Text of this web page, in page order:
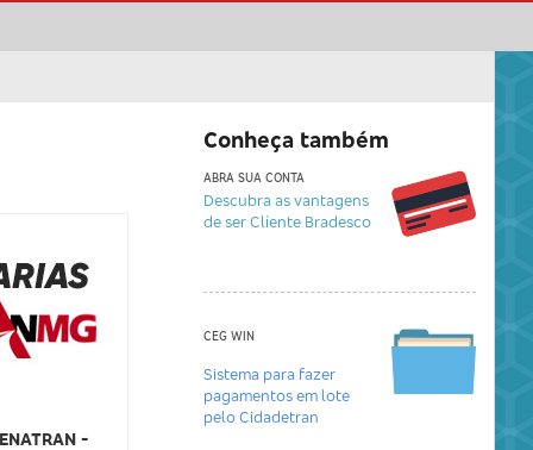
-
Conheça também
ABRA SUA CONTA
Descubra as vantagens
de ser Cliente Bradesco
CEG WIN
Sistema para fazer
pagamentos em lote
pelo Cidadetran